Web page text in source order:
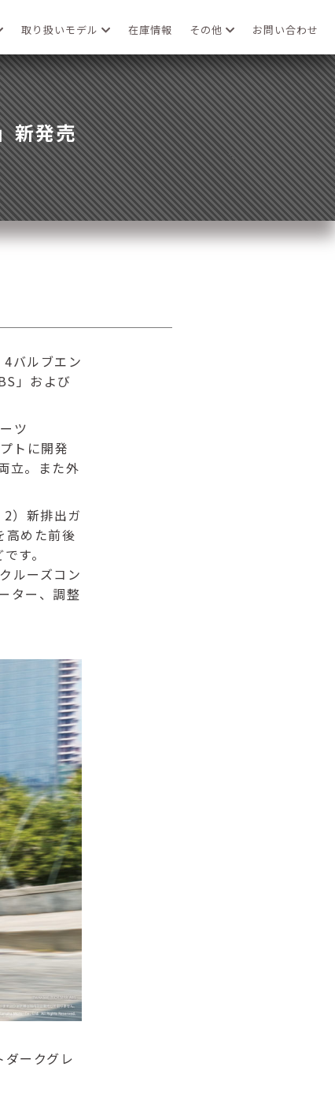
取り扱いモデル 在庫情報 その他 お問い合わせ
新発売
バルブエン
」および
ツ
トに開発
立。また外
）新排出ガ
高めた前後
す。
ルーズコン
ター、調整
ークグレ